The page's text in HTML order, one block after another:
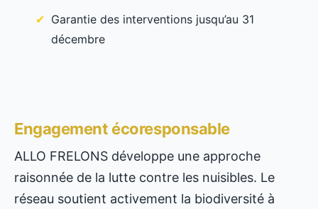
Garantie des interventions jusqu’au 31
décembre
Engagement écoresponsable
ALLO FRELONS développe une approche
raisonnée de la lutte contre les nuisibles. Le
réseau soutient activement la biodiversité à